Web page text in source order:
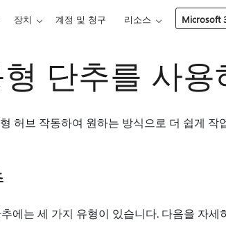
장치 계정 및 청구 리소스 Microsoft
단추를 사용
허브 작동하여 원하는 방식으로 더 쉽게 작
에는 세 가지 유형이 있습니다. 다음을 자세